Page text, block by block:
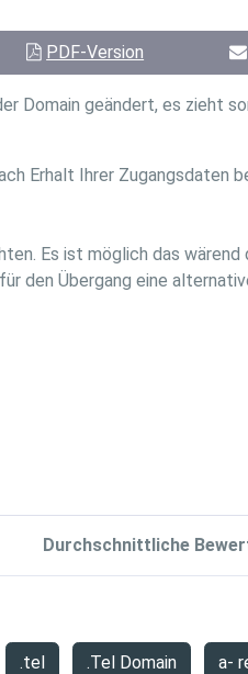
PDF-Version
Domain geändert, es zieht
Erhalt Ihrer Zugangsdaten
Es ist möglich das wärend
den Übergang eine
Durchschnittliche
.tel .Tel Domain a-